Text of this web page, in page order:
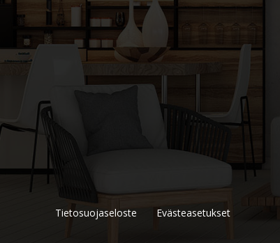
Tietosuojaseloste Evästeasetukset